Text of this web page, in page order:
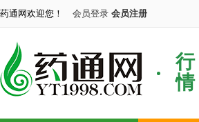
药通网欢迎您！ 会员登录 会员注册
行
情